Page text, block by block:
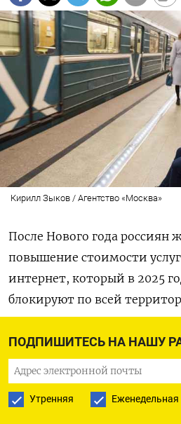
ПОДПИШИТЕСЬ НА НАШУ
Утренняя Еженедельная
Кирилл Зыков / Агентство «Москва»
После Нового года россиян
повышение стоимости
интернет, который в 2025
блокируют по всей
предлогом защиты от
операторы — Т2, «Билайн»,
«Ростелеком» — начали
о росте стоимости услуг с
В среднем, согласно